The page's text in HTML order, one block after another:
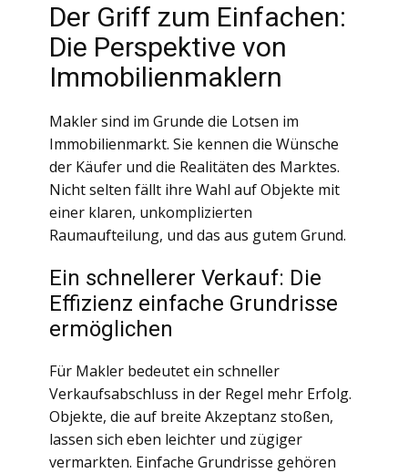
Der Griff zum Einfachen:
Die Perspektive von
Immobilienmaklern
Makler sind im Grunde die Lotsen im
Immobilienmarkt. Sie kennen die Wünsche
der Käufer und die Realitäten des Marktes.
Nicht selten fällt ihre Wahl auf Objekte mit
einer klaren, unkomplizierten
Raumaufteilung, und das aus gutem Grund.
Ein schnellerer Verkauf: Die
Effizienz einfache Grundrisse
ermöglichen
Für Makler bedeutet ein schneller
Verkaufsabschluss in der Regel mehr Erfolg.
Objekte, die auf breite Akzeptanz stoßen,
lassen sich eben leichter und zügiger
vermarkten. Einfache Grundrisse gehören